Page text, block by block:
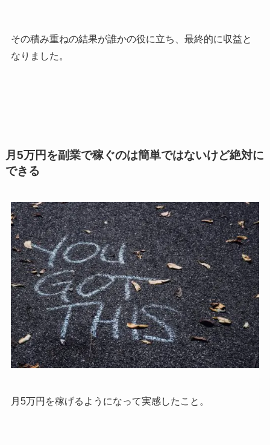
その積み重ねの結果が誰かの役に立ち、最終的に収益と
なりました。
月5万円を副業で稼ぐのは簡単ではないけど絶対に
できる
月5万円を稼げるようになって実感したこと。